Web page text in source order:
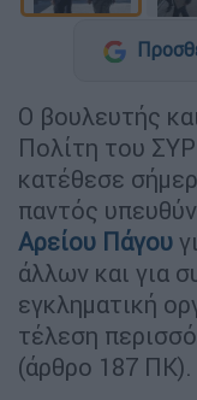
Ο βουλευτής
Πολίτη του
κατέθεσε
παντός
Αρείου Πάγου
άλλων και για
εγκληματική
τέλεση
(άρθρο 187 ΠΚ).